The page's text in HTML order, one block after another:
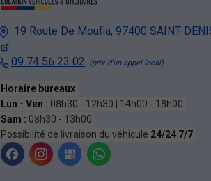
19 Route De Moufia, 97400 SAINT-
09 74 56 23 02
Horaire bureaux
Lun - Ven : 08h30 - 12h30 | 14h00 - 18h00
Sam : 08h30 - 13h00
Possibilité de livraison du véhicule 24/24 7/7